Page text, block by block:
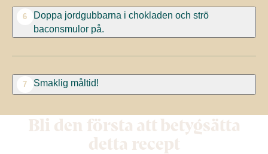
6
Doppa jordgubbarna i chokladen och strö
baconsmulor på.
7 Smaklig måltid!
Bli den första att betygsätta
detta recept